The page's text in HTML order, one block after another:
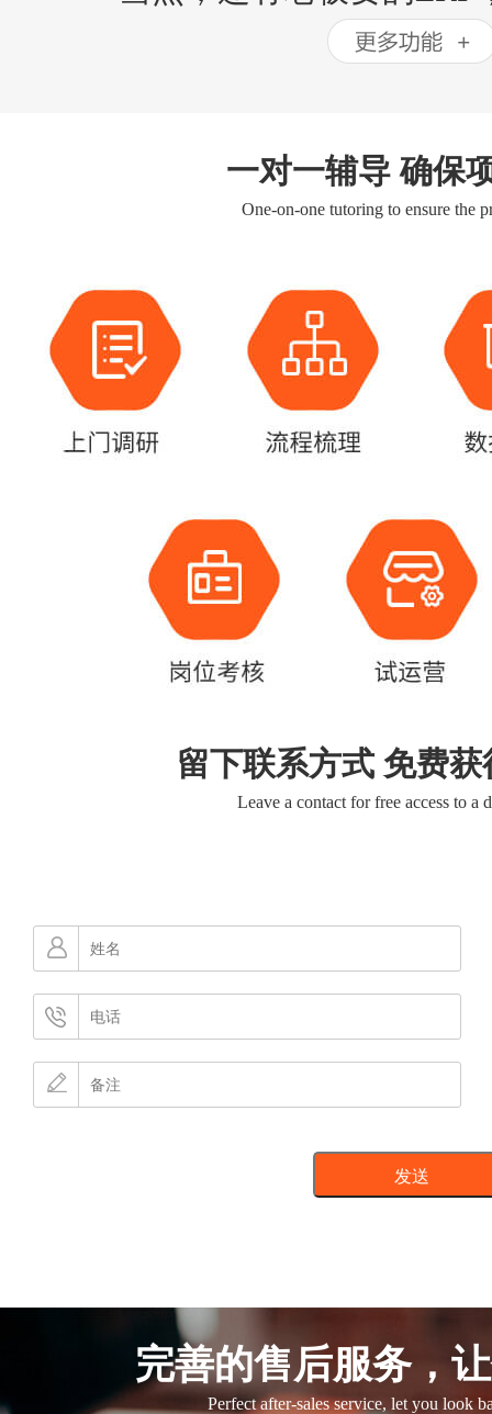
一对一辅导 确保
One-on-one tutoring to ensure the
留下联系方式 免费
Leave a contact for free access to a
完善的售后服务，
Perfect after-sales service, let you look